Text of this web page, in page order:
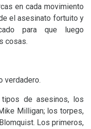
en cada movimiento
el asesinato fortuito y
para que luego
cosas.
verdadero.
de asesinos, los
Milligan; los torpes,
Los primeros,